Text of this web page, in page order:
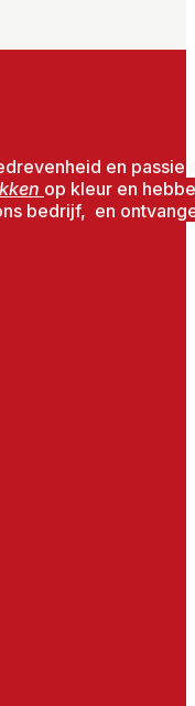
en
op kleur en
bedrijf, en